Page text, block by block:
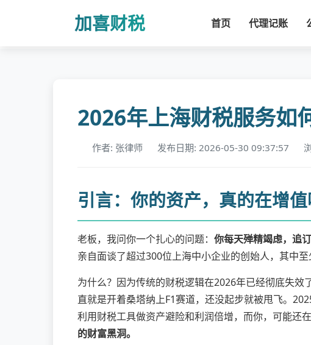
加喜财税 首页 代理记账
2026年上海财税服务如
作者: 张律师 发布日期: 2026-05-30 09:37:57
引言：你的资产，真的在增值
老板，我问你一个扎心的问题： 你每天殚精竭虑，追
亲自面谈了超过300位上海中小企业的创始人，其中
为什么？因为传统的财税逻辑在2026年已经彻底失效
直就是开着桑塔纳上F1赛道，还没起步就被甩飞。
利用财税工具做资产避险和利润倍增，而你，可能还
的财富黑洞。